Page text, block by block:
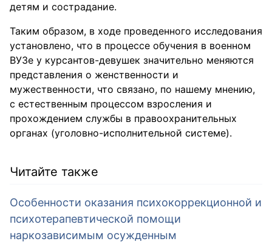
детям и сострадание.
Таким образом, в ходе проведенного исследования
установлено, что в процессе обучения в военном
ВУЗе у курсантов-девушек значительно меняются
представления о женственности и
мужественности, что связано, по нашему мнению,
с естественным процессом взросления и
прохождением службы в правоохранительных
органах (уголовно-исполнительной системе).
Читайте также
Особенности оказания психокоррекционной и
психотерапевтической помощи
наркозависимым осужденным